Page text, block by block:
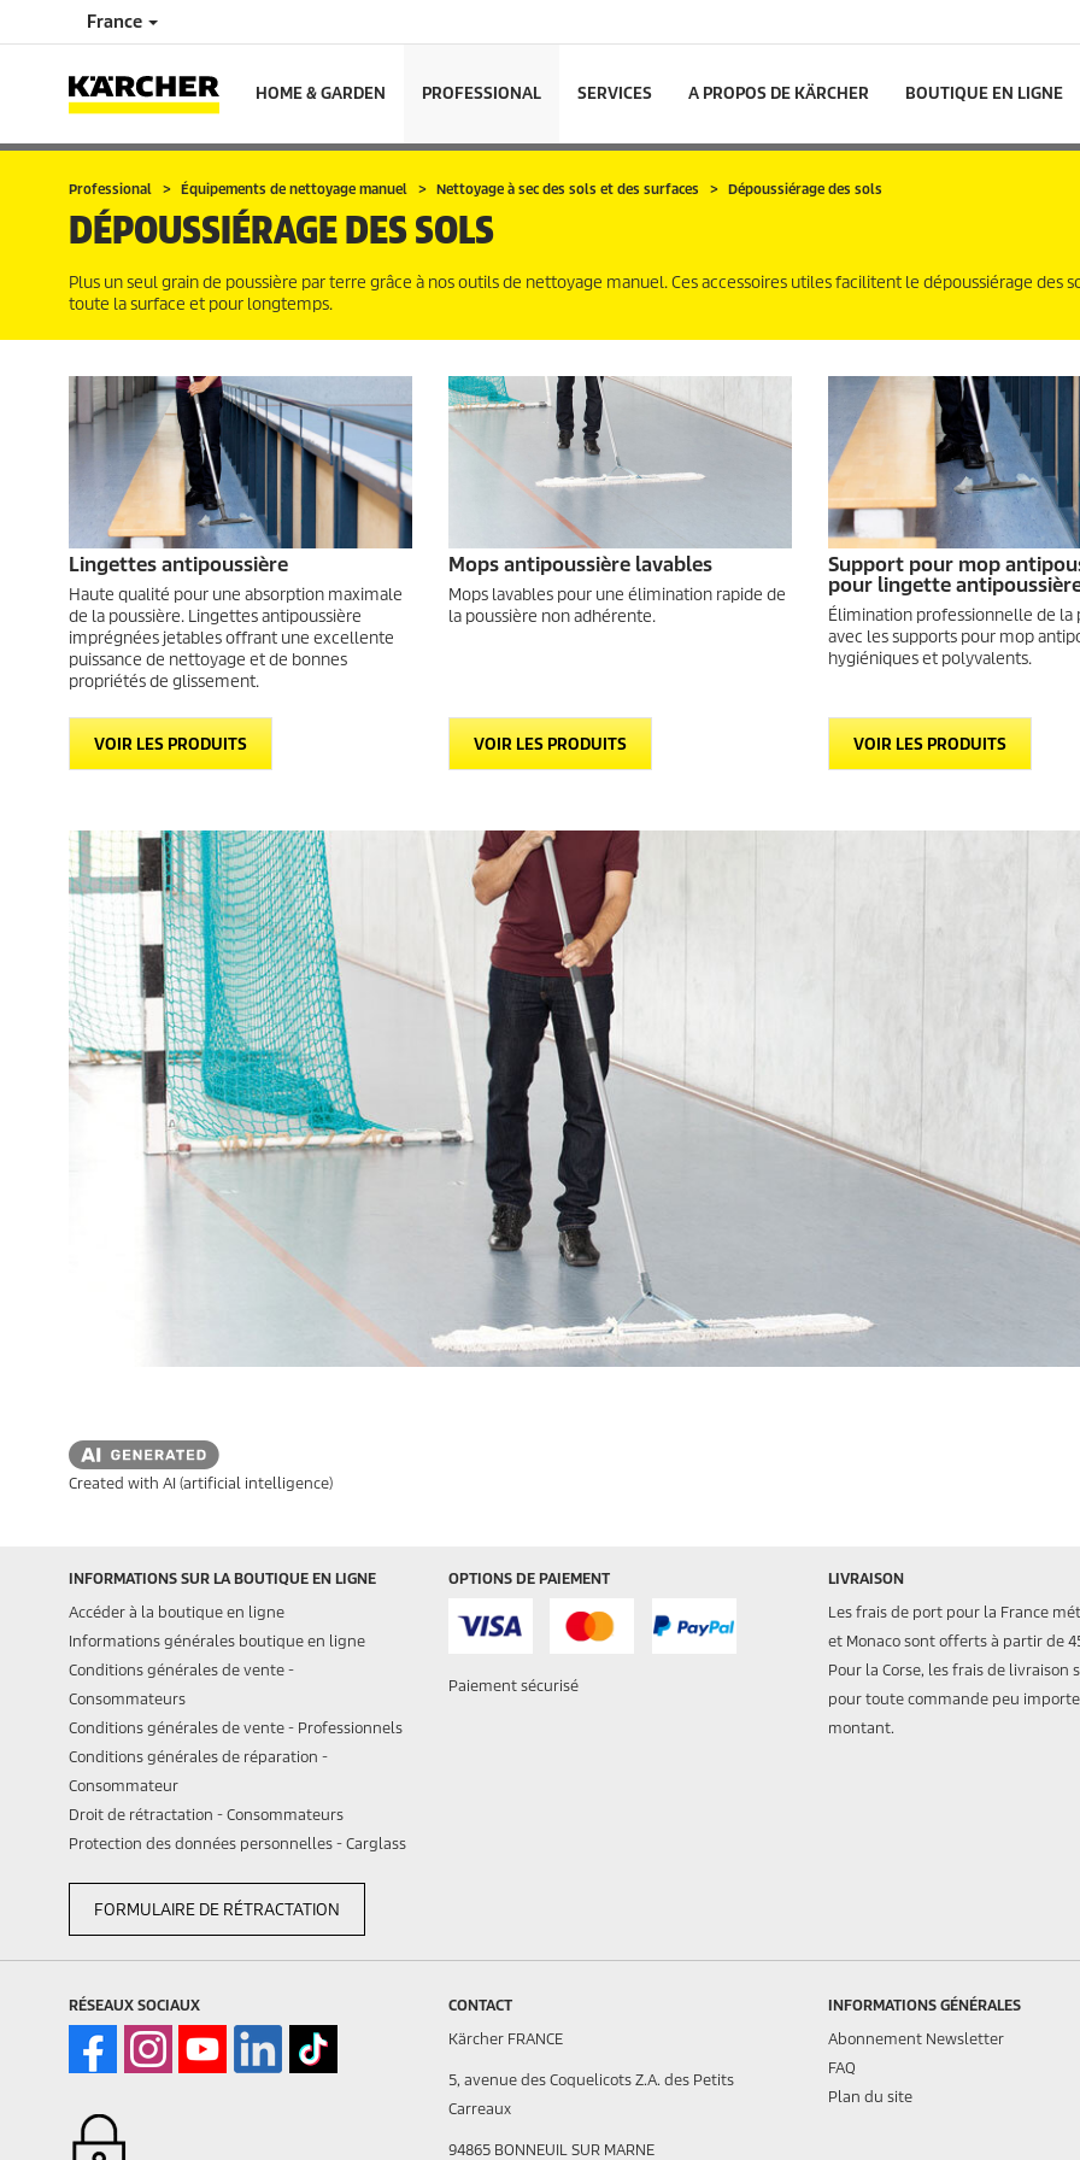
France
HOME & GARDEN PROFESSIONAL SERVICES A PROPOS DE KÄRCHER BOUTIQUE EN LIGNE
Professional Équipements de nettoyage manuel Nettoyage à sec des sols et des surfaces Dépoussiérage des sols
DÉPOUSSIÉRAGE DES SOLS
Plus un seul grain de poussière par terre grâce à nos outils de nettoyage manuel. Ces accessoires utiles facilitent le dépoussiérage des
toute la surface et pour longtemps.
Lingettes antipoussière
Haute qualité pour une absorption maximale
de la poussière. Lingettes antipoussière
imprégnées jetables offrant une excellente
puissance de nettoyage et de bonnes
propriétés de glissement.
VOIR LES PRODUITS
Mops antipoussière lavables
Mops lavables pour une élimination rapide de
la poussière non adhérente.
VOIR LES PRODUITS
Support pour mop
pour lingette
Élimination professionnelle de la
avec les supports pour mop
hygiéniques et polyvalents.
VOIR LES PRODUITS
Created with AI (artificial intelligence)
INFORMATIONS SUR LA BOUTIQUE EN LIGNE
Accéder à la boutique en ligne
Informations générales boutique en ligne
Conditions générales de vente -
Consommateurs
Conditions générales de vente - Professionnels
Conditions générales de réparation -
Consommateur
Droit de rétractation - Consommateurs
Protection des données personnelles - Carglass
FORMULAIRE DE RÉTRACTATION
OPTIONS DE PAIEMENT
Paiement sécurisé
LIVRAISON
Les frais de port pour la France
et Monaco sont offerts à partir de
Pour la Corse, les frais de livraison
pour toute commande peu
montant.
RÉSEAUX SOCIAUX
CONTACT
Kärcher FRANCE
5, avenue des Coquelicots Z.A. des Petits
Carreaux
94865 BONNEUIL SUR MARNE
INFORMATIONS GÉNÉRALES
Abonnement Newsletter
FAQ
Plan du site